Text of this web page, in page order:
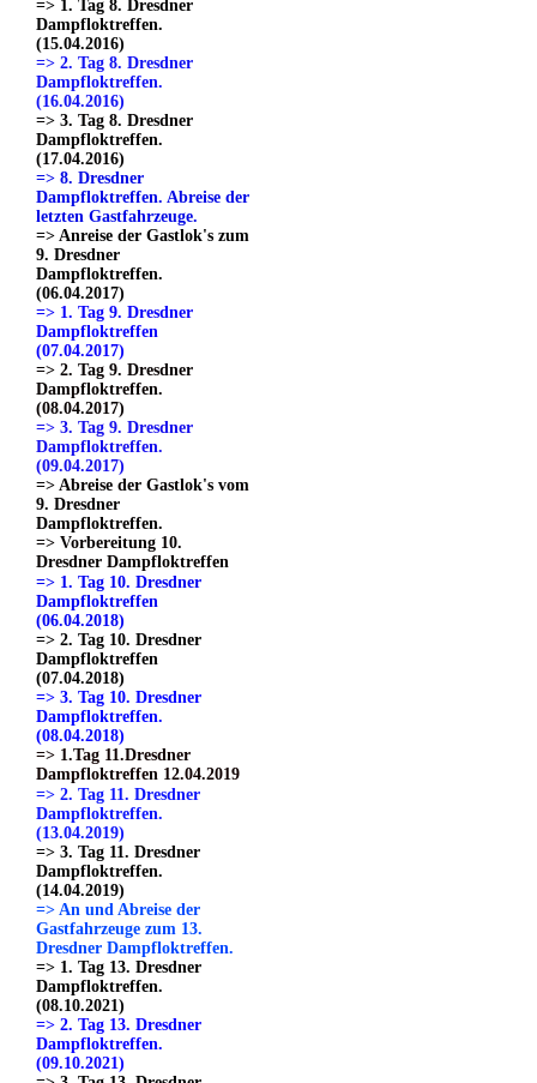
=> 1. Tag 8. Dresdner
Dampfloktreffen.
(15.04.2016)
=> 2. Tag 8. Dresdner
Dampfloktreffen.
(16.04.2016)
=> 3. Tag 8. Dresdner
Dampfloktreffen.
(17.04.2016)
=> 8. Dresdner
Dampfloktreffen. Abreise der
letzten Gastfahrzeuge.
=> Anreise der Gastlok's zum
9. Dresdner
Dampfloktreffen.
(06.04.2017)
=> 1. Tag 9. Dresdner
Dampfloktreffen
(07.04.2017)
=> 2. Tag 9. Dresdner
Dampfloktreffen.
(08.04.2017)
=> 3. Tag 9. Dresdner
Dampfloktreffen.
(09.04.2017)
=> Abreise der Gastlok's vom
9. Dresdner
Dampfloktreffen.
=> Vorbereitung 10.
Dresdner Dampfloktreffen
=> 1. Tag 10. Dresdner
Dampfloktreffen
(06.04.2018)
=> 2. Tag 10. Dresdner
Dampfloktreffen
(07.04.2018)
=> 3. Tag 10. Dresdner
Dampfloktreffen.
(08.04.2018)
=> 1.Tag 11.Dresdner
Dampfloktreffen 12.04.2019
=> 2. Tag 11. Dresdner
Dampfloktreffen.
(13.04.2019)
=> 3. Tag 11. Dresdner
Dampfloktreffen.
(14.04.2019)
=> An und Abreise der
Gastfahrzeuge zum 13.
Dresdner Dampfloktreffen.
=> 1. Tag 13. Dresdner
Dampfloktreffen.
(08.10.2021)
=> 2. Tag 13. Dresdner
Dampfloktreffen.
(09.10.2021)